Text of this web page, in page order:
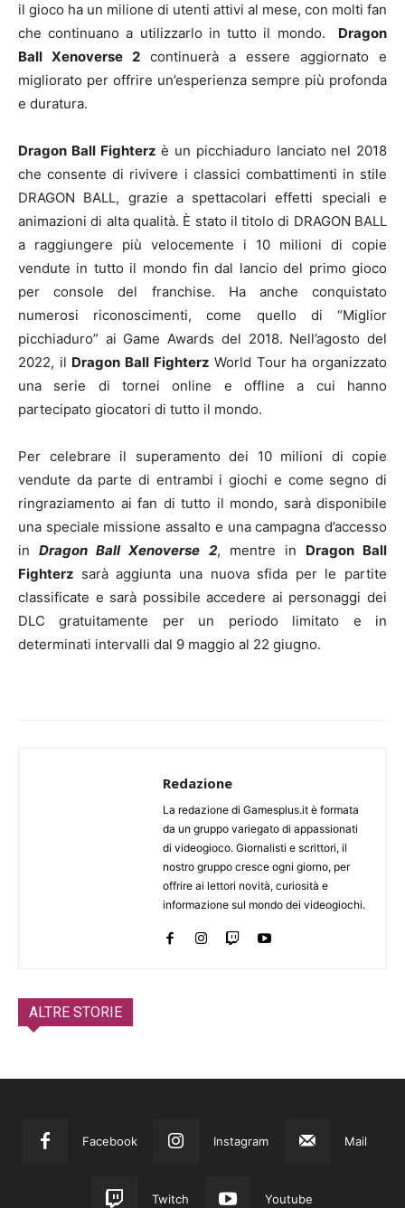
il gioco ha un milione di utenti attivi al mese, con molti fan
che continuano a utilizzarlo in tutto il mondo. Dragon
Ball Xenoverse 2 continuerà a essere aggiornato e
migliorato per offrire un’esperienza sempre più profonda
e duratura.
Dragon Ball Fighterz è un picchiaduro lanciato nel 2018
che consente di rivivere i classici combattimenti in stile
DRAGON BALL, grazie a spettacolari effetti speciali e
animazioni di alta qualità. È stato il titolo di DRAGON BALL
a raggiungere più velocemente i 10 milioni di copie
vendute in tutto il mondo fin dal lancio del primo gioco
per console del franchise. Ha anche conquistato
numerosi riconoscimenti, come quello di “Miglior
picchiaduro” ai Game Awards del 2018. Nell’agosto del
2022, il Dragon Ball Fighterz World Tour ha organizzato
una serie di tornei online e offline a cui hanno
partecipato giocatori di tutto il mondo.
Per celebrare il superamento dei 10 milioni di copie
vendute da parte di entrambi i giochi e come segno di
ringraziamento ai fan di tutto il mondo, sarà disponibile
una speciale missione assalto e una campagna d’accesso
inDragon Ball Xenoverse 2, mentre in Dragon Ball
Fighterz sarà aggiunta una nuova sfida per le partite
classificate e sarà possibile accedere ai personaggi dei
DLC gratuitamente per un periodo limitato e in
determinati intervalli dal 9 maggio al 22 giugno.
Redazione
La redazione di Gamesplus.it è formata
da un gruppo variegato di appassionati
di videogioco. Giornalisti e scrittori, il
nostro gruppo cresce ogni giorno, per
offrire ai lettori novità, curiosità e
informazione sul mondo dei videogiochi.
ALTRE STORIE
Facebook Instagram Mail
Twitch Youtube